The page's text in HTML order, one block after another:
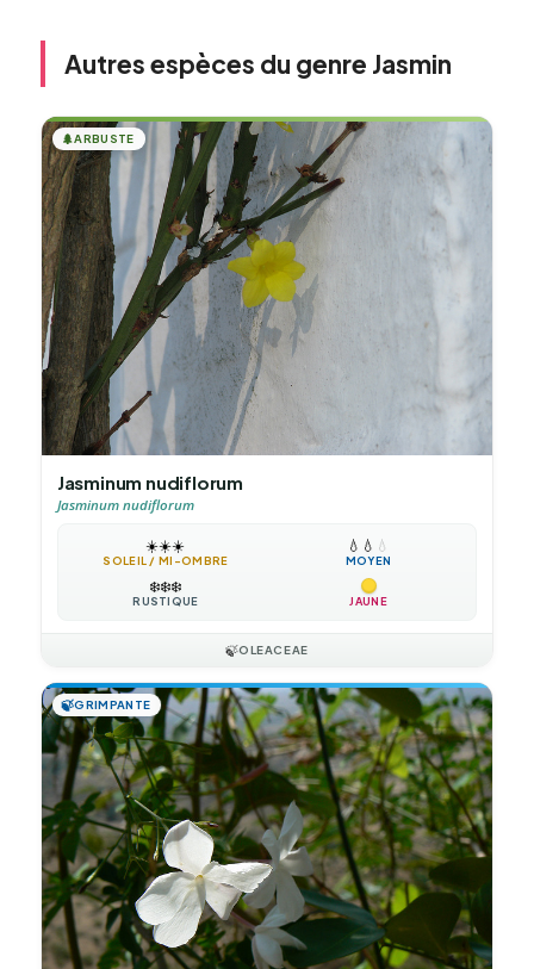
Autres espèces du genre Jasmin
🌲ARBUSTE
Jasminum nudiflorum
Jasminum nudiflorum
☀️☀️☀️
SOLEIL / MI-OMBRE
💧 💧 💧
MOYEN
❄️❄️❄️
RUSTIQUE JAUNE
🍃OLEACEAE
🍃GRIMPANTE